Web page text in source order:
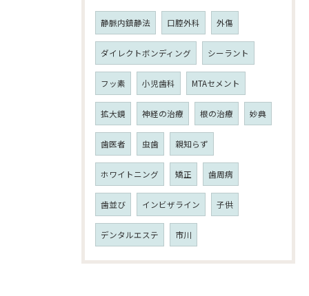
静脈内鎮静法 口腔外科 外傷
ダイレクトボンディング シーラント
フッ素 小児歯科 MTAセメント
拡大鏡 神経の治療 根の治療 妙典
歯医者 虫歯 親知らず
ホワイトニング 矯正 歯周病
歯並び インビザライン 子供
デンタルエステ 市川